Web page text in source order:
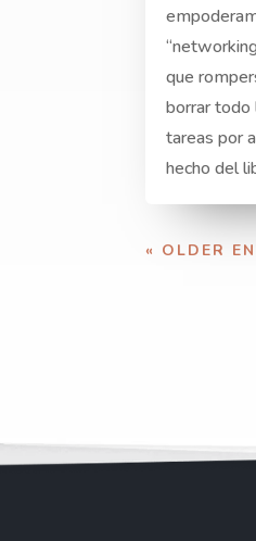
que
borrar todo
tareas por
hecho del
« OLDER